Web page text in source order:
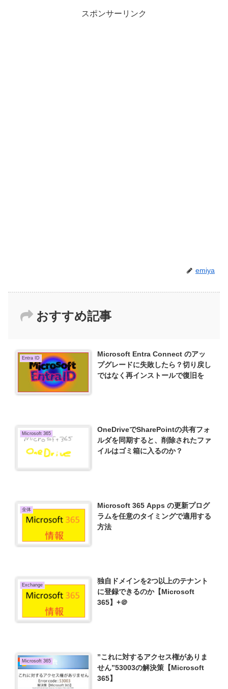
スポンサーリンク
emiya
おすすめ記事
Entra ID
Microsoft Entra Connect のアッ
プグレードに失敗したら？切り戻し
ではなく再インストールで復旧を
Microsoft 365
OneDriveでSharePointの共有フォ
ルダを同期すると、削除されたファ
イルはゴミ箱に入るのか？
全体
Microsoft 365 Apps の更新プログ
ラムを任意のタイミングで適用する
方法
Exchange
独自ドメインを2つ以上のテナント
に登録できるのか【Microsoft
365】+＠
Microsoft 365
”これに対するアクセス権がありま
せん”53003の解決策【Microsoft
365】